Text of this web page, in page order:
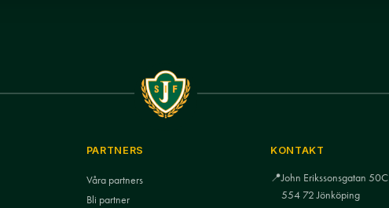
PARTNERS
Våra partners
Bli partner
KONTAKT
📍John Erikssonsgatan 50C
554 72 Jönköping